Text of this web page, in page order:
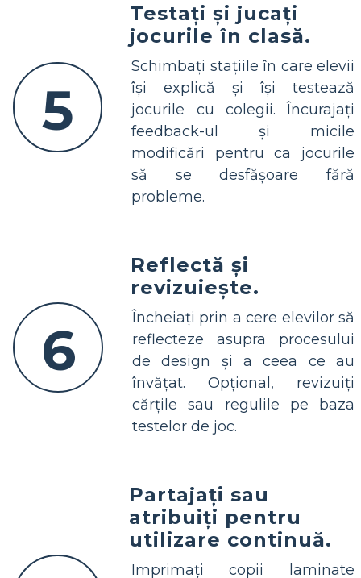
5
Testați și jucați
jocurile în clasă.
Schimbați stațiile în care elevii
își explică și își testează
jocurile cu colegii. Încurajați
feedback-ul și micile
modificări pentru ca jocurile
să se desfășoare fără
probleme.
6
Reflectă și
revizuiește.
Încheiați prin a cere elevilor să
reflecteze asupra procesului
de design și a ceea ce au
învățat. Opțional, revizuiți
cărțile sau regulile pe baza
testelor de joc.
Partajați sau
atribuiți pentru
utilizare continuă.
Imprimați copii laminate